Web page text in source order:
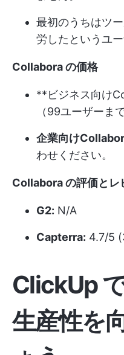
最初のうちはツ
労したというユ
Collabora の価格
**ビジネス向け
（99ユーザーま
企業向け
わせください。
Collabora の評価とレ
G2: N/A
Capterra: 4.7/5
ClickUp
生産性を